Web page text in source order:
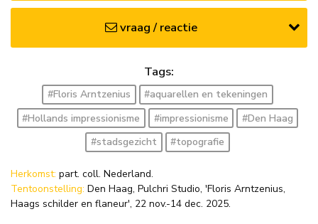
vraag / reactie
Tags:
#Floris Arntzenius
#aquarellen en tekeningen
#Hollands impressionisme
#impressionisme
#Den Haag
#stadsgezicht
#topografie
Herkomst: part. coll. Nederland.
Tentoonstelling: Den Haag, Pulchri Studio, 'Floris Arntzenius,
Haags schilder en flaneur', 22 nov.-14 dec. 2025.